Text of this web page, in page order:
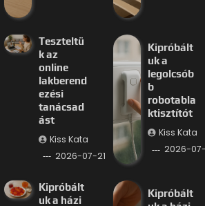
Teszteltü
k az
online
lakberend
ezési
tanácsad
ást
Kiss Kata
2026-07-21
Kipróbált
uk a
legolcsób
b
robotabla
ktisztítót
Kiss Kata
2026-
Kipróbált
uk a házi
Kipróbált